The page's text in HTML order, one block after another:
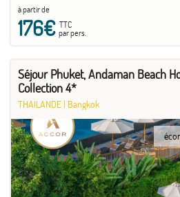
à partir de
176€TTC
par pers.
Séjour Phuket, Andaman Beach
Collection 4*
THAÏLANDE | Bangkok